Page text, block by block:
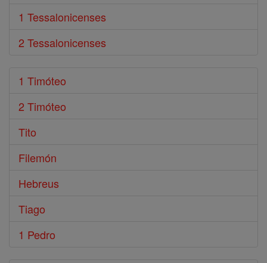
1 Tessalonicenses
2 Tessalonicenses
1 Timóteo
2 Timóteo
Tito
Filemón
Hebreus
Tiago
1 Pedro